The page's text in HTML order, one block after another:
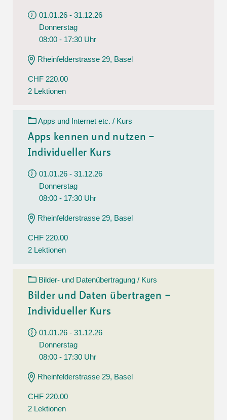
01.01.26 - 31.12.26
Donnerstag
08:00 - 17:30 Uhr
Rheinfelderstrasse 29, Basel
CHF 220.00
2 Lektionen
Apps und Internet etc. / Kurs
Apps kennen und nutzen –
Individueller Kurs
01.01.26 - 31.12.26
Donnerstag
08:00 - 17:30 Uhr
Rheinfelderstrasse 29, Basel
CHF 220.00
2 Lektionen
Bilder- und Datenübertragung / Kurs
Bilder und Daten übertragen –
Individueller Kurs
01.01.26 - 31.12.26
Donnerstag
08:00 - 17:30 Uhr
Rheinfelderstrasse 29, Basel
CHF 220.00
2 Lektionen